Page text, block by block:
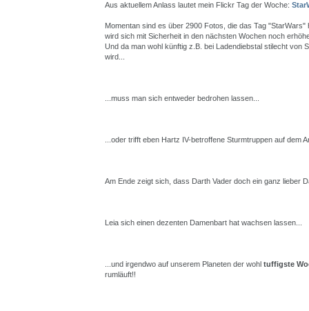
Aus aktuellem Anlass lautet mein Flickr Tag der Woche:
Momentan sind es über 2900 Fotos, die das Tag "StarWars"
wird sich mit Sicherheit in den nächsten Wochen noch
Und da man wohl künftig z.B. bei Ladendiebstal stilecht von
wird...
...muss man sich entweder bedrohen lassen...
...oder trifft eben Hartz IV-betroffene Sturmtruppen auf dem
Am Ende zeigt sich, dass Darth Vader doch ein ganz lieber
Leia sich einen dezenten Damenbart hat wachsen lassen...
...und irgendwo auf unserem Planeten der wohl tuffigste
rumläuft!!